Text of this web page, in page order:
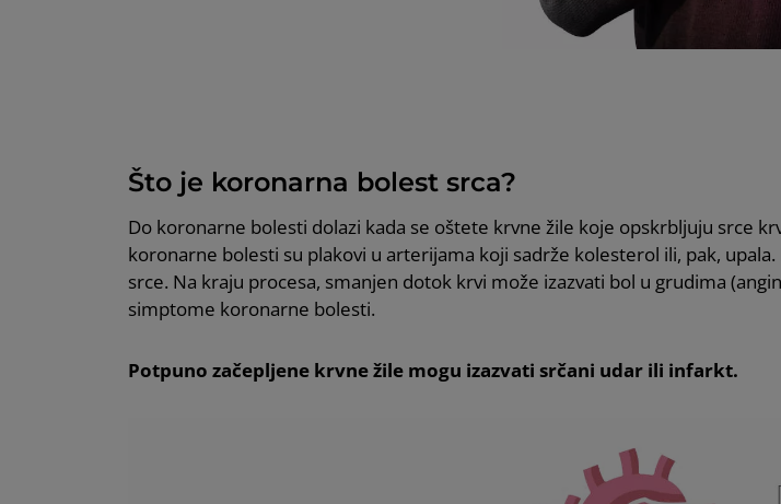
Što je koronarna bolest srca?
Do koronarne bolesti dolazi kada se oštete krvne žile koje opskrbljuju srce
koronarne bolesti su plakovi u arterijama koji sadrže kolesterol ili, pak,
srce. Na kraju procesa, smanjen dotok krvi može izazvati bol u grudima
simptome koronarne bolesti.
Potpuno začepljene krvne žile mogu izazvati srčani udar ili infarkt.